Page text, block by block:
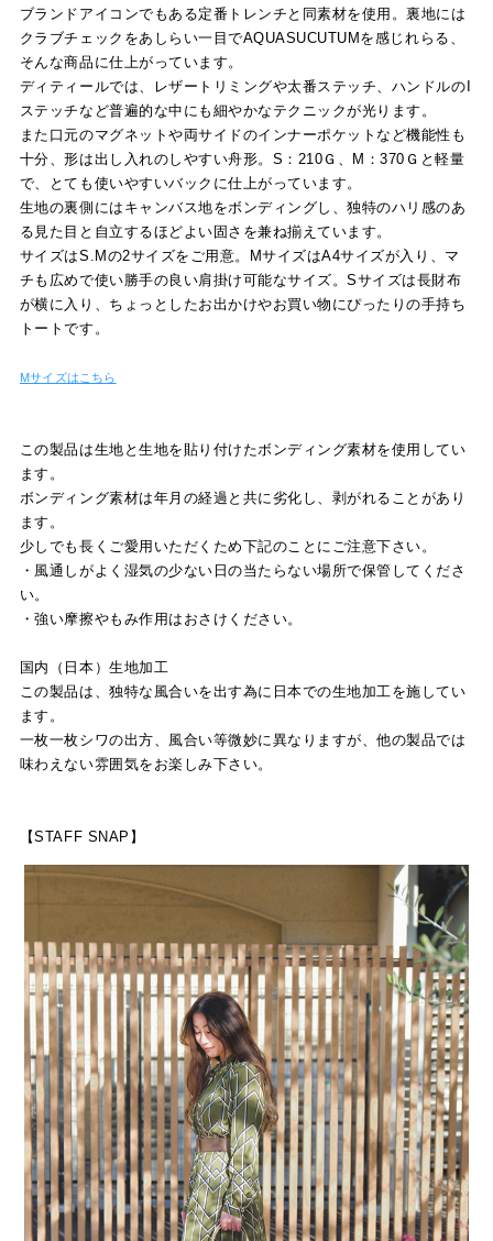
ブランドアイコンでもある定番トレンチと同素材を使用。裏地には
クラブチェックをあしらい一目でAQUASUCUTUMを感じれらる、
そんな商品に仕上がっています。
ディティールでは、レザートリミングや太番ステッチ、ハンドルのI
ステッチなど普遍的な中にも細やかなテクニックが光ります。
また口元のマグネットや両サイドのインナーポケットなど機能性も
十分、形は出し入れのしやすい舟形。S：210Ｇ、M：370Ｇと軽量
で、とても使いやすいバックに仕上がっています。
生地の裏側にはキャンバス地をボンディングし、独特のハリ感のあ
る見た目と自立するほどよい固さを兼ね揃えています。
サイズはS.Mの2サイズをご用意。MサイズはA4サイズが入り、マ
チも広めで使い勝手の良い肩掛け可能なサイズ。Sサイズは長財布
が横に入り、ちょっとしたお出かけやお買い物にぴったりの手持ち
トートです。
Mサイズはこちら
この製品は生地と生地を貼り付けたボンディング素材を使用してい
ます。
ボンディング素材は年月の経過と共に劣化し、剥がれることがあり
ます。
少しでも長くご愛用いただくため下記のことにご注意下さい。
・風通しがよく湿気の少ない日の当たらない場所で保管してくださ
い。
・強い摩擦やもみ作用はおさけください。
国内（日本）生地加工
この製品は、独特な風合いを出す為に日本での生地加工を施してい
ます。
一枚一枚シワの出方、風合い等微妙に異なりますが、他の製品では
味わえない雰囲気をお楽しみ下さい。
【STAFF SNAP】